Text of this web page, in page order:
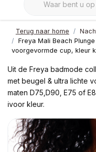
Terug naar home
Freya Mali Beach
voorgevormde cup, kleur
Uit de Freya badmode
met beugel & ultra lichte
maten D75,D90, E75 of
ivoor kleur.